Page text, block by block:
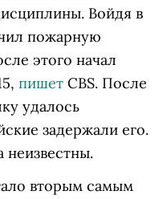
Войдя в
пожарную
этого начал
пишет CBS. После
удалось
задержали его.
вторым самым